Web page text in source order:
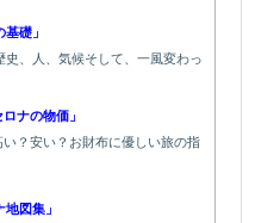
礎」
史、人、気候そして、一風変わっ
ナの物価」
？安い？お財布に優しい旅の指
図集」